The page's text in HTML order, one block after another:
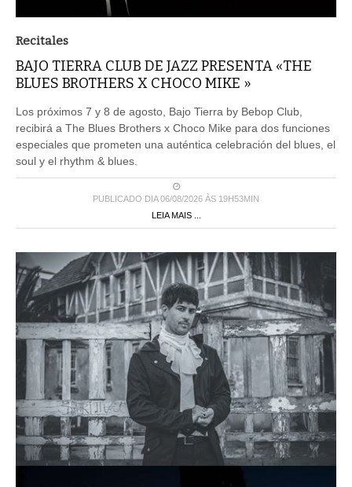
Recitales
BAJO TIERRA CLUB DE JAZZ PRESENTA «THE
BLUES BROTHERS X CHOCO MIKE »
Los próximos 7 y 8 de agosto, Bajo Tierra by Bebop Club,
recibirá a The Blues Brothers x Choco Mike para dos funciones
especiales que prometen una auténtica celebración del blues, el
soul y el rhythm & blues.
PUBLICADO DIA 06/08/2026 ÀS 19H53MIN
LEIA MAIS ...